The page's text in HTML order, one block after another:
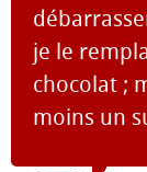
je le
chocolat ;
moins un